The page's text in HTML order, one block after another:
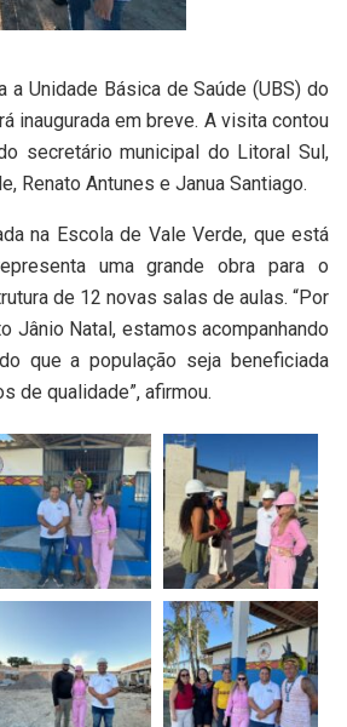
a Unidade Básica de Saúde (UBS) do
inaugurada em breve. A visita contou
secretário municipal do Litoral Sul,
Renato Antunes e Janua Santiago.
na Escola de Vale Verde, que está
uma grande obra para o
de 12 novas salas de aulas. “Por
Jânio Natal, estamos acompanhando
que a população seja beneficiada
de qualidade”, afirmou.